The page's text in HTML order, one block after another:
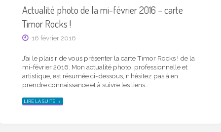
Actualité photo de la mi-février 2016 – carte
Timor Rocks !
16 février 2016
J’ai le plaisir de vous présenter la carte Timor Rocks ! de la
mi-février 2016. Mon actualité photo, professionnelle et
artistique, est résumée ci-dessous, n’hésitez pas à en
prendre connaissance et à suivre les liens…
LIRE LA SUITE"ACTUALITÉ
PHOTO